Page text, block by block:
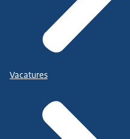
Vacatures